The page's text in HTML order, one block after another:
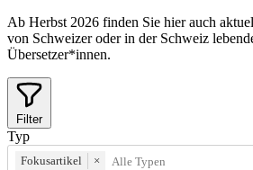
Ab Herbst 2026 finden Sie hier auch
von Schweizer oder in der Schweiz
Übersetzer*innen.
Filter
Typ
Fokusartikel ×